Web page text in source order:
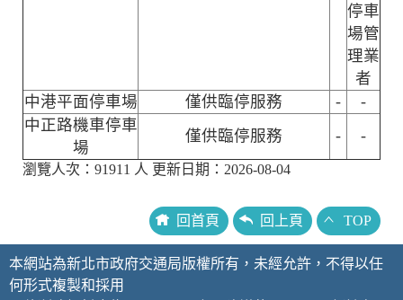
停車
場管
理業
者
中港平面停車場
僅供臨停服務 -
-
中正路機車停車
場
僅供臨停服務 - -
瀏覽人次：91911 人 更新日期：2026-08-04
回首頁 回上頁 TOP
本網站為新北市政府交通局版權所有，未經允許，不得以任
何形式複製和採用